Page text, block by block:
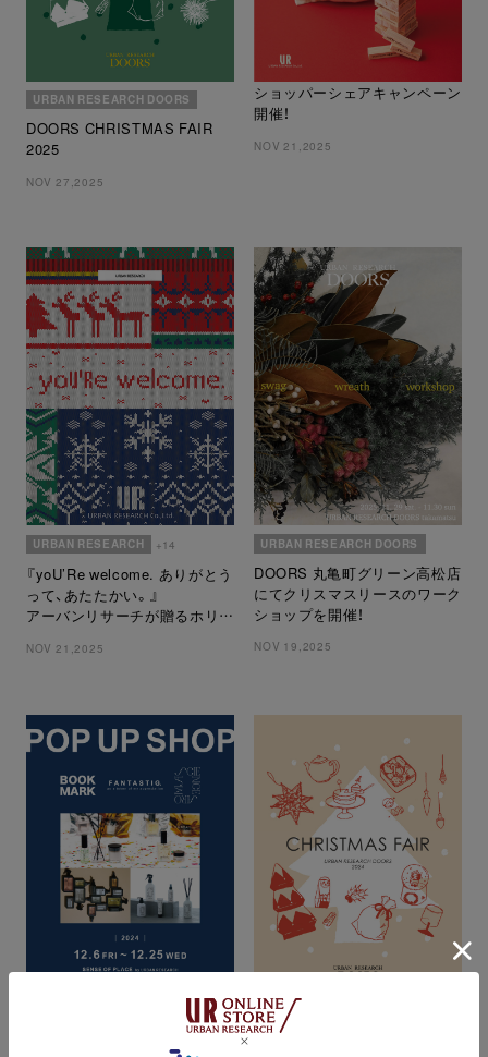
URBAN RESEARCH DOORS
DOORS CHRISTMAS FAIR
2025
NOV 27,2025
ショッパーシェアキャンペーン
開催！
NOV 21,2025
URBAN RESEARCH +14
『yoU’Re welcome. ありがとう
って、あたたかい。』
アーバンリサーチが贈るホリデ
からスタート
NOV 21,2025
URBAN RESEARCH DOORS
DOORS 丸亀町グリーン高松店
にてクリスマスリースのワーク
ショップを開催！
NOV 19,2025
URBAN RESEARCH DOORS
CHRISTMAS FAIR 2024